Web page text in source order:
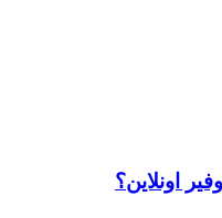
اونلاين؟